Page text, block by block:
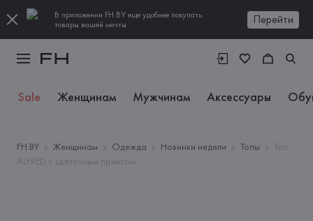
В приложении FH.BY еще удобнее покупать
товары вашей мечты
Перейти
Sale Женщинам Мужчинам Аксессуары
FH.BY Женщинам Одежда Новинки недели Топы
Топ
ALFRED с цветочным принтом